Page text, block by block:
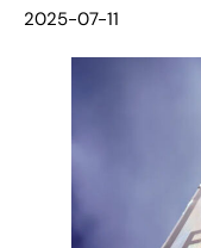
2025-07-11